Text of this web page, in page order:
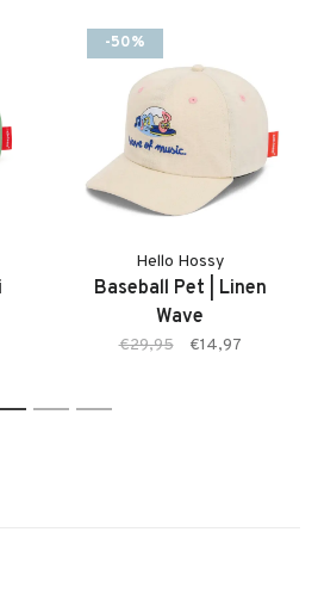
-50%
Hello Hossy
Baseball Pet | Linen
Wave
€29,95 €14,97
1 2 3